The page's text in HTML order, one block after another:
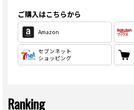
ご購入はこちらから
Amazon
セブンネット
ショッピング
Ranking